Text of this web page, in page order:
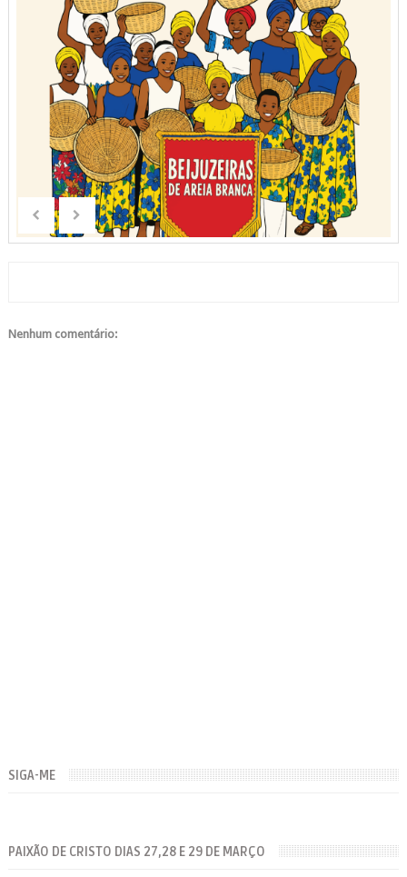
Nenhum comentário:
SIGA-ME
PAIXÃO DE CRISTO DIAS 27,28 E 29 DE MARÇO